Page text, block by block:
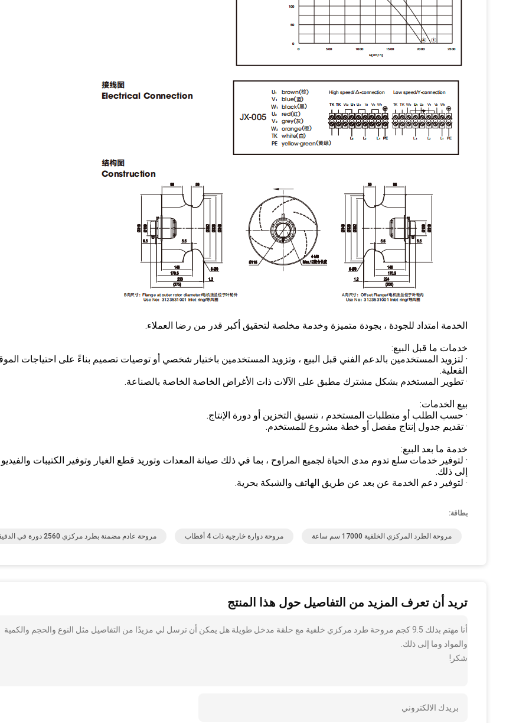
الخدمة امتداد للجودة ، بجودة متميزة وخدمة مخلصة لتحقيق أكبر قدر من رضا العملاء.
خدمات ما قبل البيع:
· لتزويد المستخدمين بالدعم الفني قبل البيع ، وتزويد المستخدمين باختيار شخصي أو توصيات تصميم بناءً على احتياجات
الفعلية.
· تطوير المستخدم بشكل مشترك مطبق على الآلات ذات الأغراض الخاصة الخاصة بالصناعة.
بيع الخدمات:
· حسب الطلب أو متطلبات المستخدم ، تنسيق التخزين أو دورة الإنتاج.
· تقديم جدول إنتاج مفصل أو خطة مشروع للمستخدم.
خدمة ما بعد البيع:
· لتوفير خدمات سلع تدوم مدى الحياة لجميع المراوح ، بما في ذلك صيانة المعدات وتوريد قطع الغيار وتوفير الكتيبات
إلى ذلك.
· لتوفير دعم الخدمة عن بعد عن طريق الهاتف والشبكة بحرية.
بطاقة:
مروحة الطرد المركزي الخلفية 17000 سم ساعة مروحة دوارة خارجية ذات 4 أقطاب مروحة عادم مضمنة بطرد مركزي 2560 دورة في الدقيقة
تريد أن تعرف المزيد من التفاصيل حول هذا المنتج
أنا مهتم بذلك 9.5 كجم مروحة طرد مركزي خلفية مع حلقة مدخل طويلة هل يمكن أن ترسل لي مزيدًا من التفاصيل مثل النوع والحجم والكمية
والمواد وما إلى ذلك.
شكر!